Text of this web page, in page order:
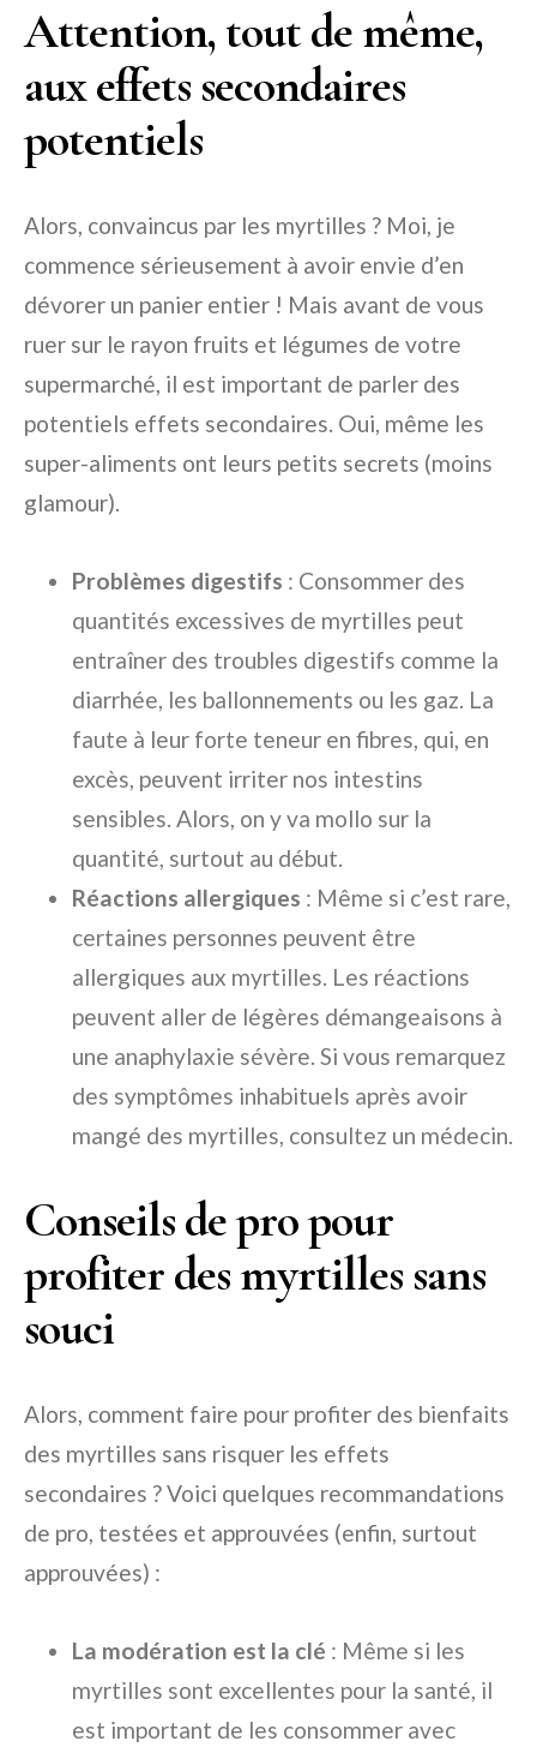
Attention, tout de même,
aux effets secondaires
potentiels
Alors, convaincus par les myrtilles ? Moi, je
commence sérieusement à avoir envie d’en
dévorer un panier entier ! Mais avant de vous
ruer sur le rayon fruits et légumes de votre
supermarché, il est important de parler des
potentiels effets secondaires. Oui, même les
super-aliments ont leurs petits secrets (moins
glamour).
Problèmes digestifs : Consommer des
quantités excessives de myrtilles peut
entraîner des troubles digestifs comme la
diarrhée, les ballonnements ou les gaz. La
faute à leur forte teneur en fibres, qui, en
excès, peuvent irriter nos intestins
sensibles. Alors, on y va mollo sur la
quantité, surtout au début.
Réactions allergiques : Même si c’est rare,
certaines personnes peuvent être
allergiques aux myrtilles. Les réactions
peuvent aller de légères démangeaisons à
une anaphylaxie sévère. Si vous remarquez
des symptômes inhabituels après avoir
mangé des myrtilles, consultez un médecin.
Conseils de pro pour
profiter des myrtilles sans
souci
Alors, comment faire pour profiter des bienfaits
des myrtilles sans risquer les effets
secondaires ? Voici quelques recommandations
de pro, testées et approuvées (enfin, surtout
approuvées) :
La modération est la clé : Même si les
myrtilles sont excellentes pour la santé, il
est important de les consommer avec